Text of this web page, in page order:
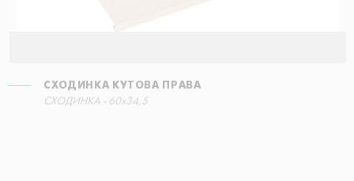
СХОДИНКА КУТОВА ПРАВА
СХОДИНКА - 60x34,5